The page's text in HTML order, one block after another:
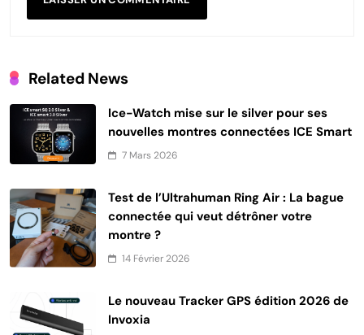
Related News
Ice-Watch mise sur le silver pour ses
nouvelles montres connectées ICE Smart
7 Mars 2026
Test de l’Ultrahuman Ring Air : La bague
connectée qui veut détrôner votre
montre ?
14 Février 2026
Le nouveau Tracker GPS édition 2026 de
Invoxia